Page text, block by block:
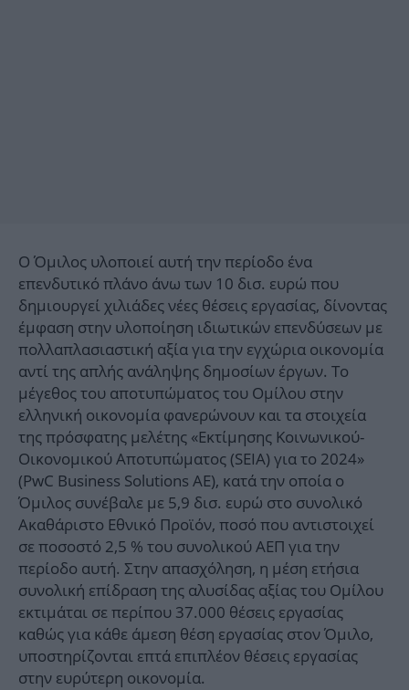
Ο Όμιλος υλοποιεί αυτή την περίοδο ένα
επενδυτικό πλάνο άνω των 10 δισ. ευρώ που
δημιουργεί χιλιάδες νέες θέσεις εργασίας, δίνοντας
έμφαση στην υλοποίηση ιδιωτικών επενδύσεων με
πολλαπλασιαστική αξία για την εγχώρια οικονομία
αντί της απλής ανάληψης δημοσίων έργων. Το
μέγεθος του αποτυπώματος του Ομίλου στην
ελληνική οικονομία φανερώνουν και τα στοιχεία
της πρόσφατης μελέτης «Εκτίμησης Κοινωνικού-
Οικονομικού Αποτυπώματος (SEIA) για το 2024»
(PwC Business Solutions AΕ), κατά την οποία ο
Όμιλος συνέβαλε με 5,9 δισ. ευρώ στο συνολικό
Ακαθάριστο Εθνικό Προϊόν, ποσό που αντιστοιχεί
σε ποσοστό 2,5 % του συνολικού ΑΕΠ για την
περίοδο αυτή. Στην απασχόληση, η μέση ετήσια
συνολική επίδραση της αλυσίδας αξίας του Ομίλου
εκτιμάται σε περίπου 37.000 θέσεις εργασίας
καθώς για κάθε άμεση θέση εργασίας στον Όμιλο,
υποστηρίζονται επτά επιπλέον θέσεις εργασίας
στην ευρύτερη οικονομία.